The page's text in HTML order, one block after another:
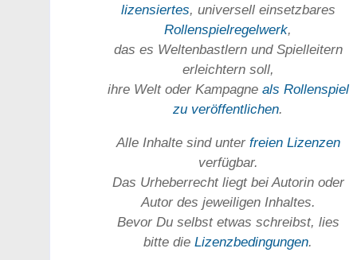
lizensiertes, universell einsetz­bares
Rollen­spielregel­werk,
das es Welten­bastlern und Spiel­leitern
erleichtern soll,
ihre Welt oder Kam­pagne als Rollenspiel
zu ver­öffent­lichen.
Alle Inhalte sind unter freien Lizenzen
verfügbar.
Das Urheber­recht liegt bei Autorin oder
Autor des jeweiligen In­haltes.
Bevor Du selbst etwas schreibst, lies
bitte dieLizenz­bedingungen.